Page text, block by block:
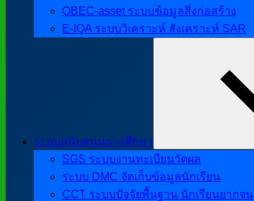
OBEC-asset ระบบข้อมูลสิ่งก่อสร้าง
E-IQA ระบบวิเคราะห์ สังเคราะห์ SAR
ระบบสนับสนุนการศึกษา
SGS ระบบงานทะเบียนวัดผล
ระบบ DMC จัดเก็บข้อมูลนักเรียน
CCT ระบบปัจจัยพื้นฐาน นักเรียนยากจน